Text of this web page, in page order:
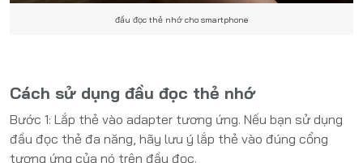
đầu đọc thẻ nhớ cho smartphone
Cách sử dụng đầu đọc thẻ nhớ
Bước 1: Lắp thẻ vào adapter tương ứng. Nếu bạn sử dụng
đầu đọc thẻ đa năng, hãy lưu ý lắp thẻ vào đúng cổng
tương ứng của nó trên đầu đọc.